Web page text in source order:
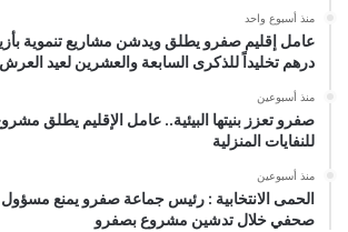
منذ أسبوع واحد
درهم تخليداً للذكرى السابعة والعشرين لعيد
منذ أسبوعين
صفرو تعزز بنيتها البيئية.. عامل الإقليم يطلق
للنفايات المنزلية
منذ أسبوعين
الحمى الانتخابية : رئيس جماعة صفرو يمنع مسؤول
صحفي خلال تدشين مشروع بصفرو